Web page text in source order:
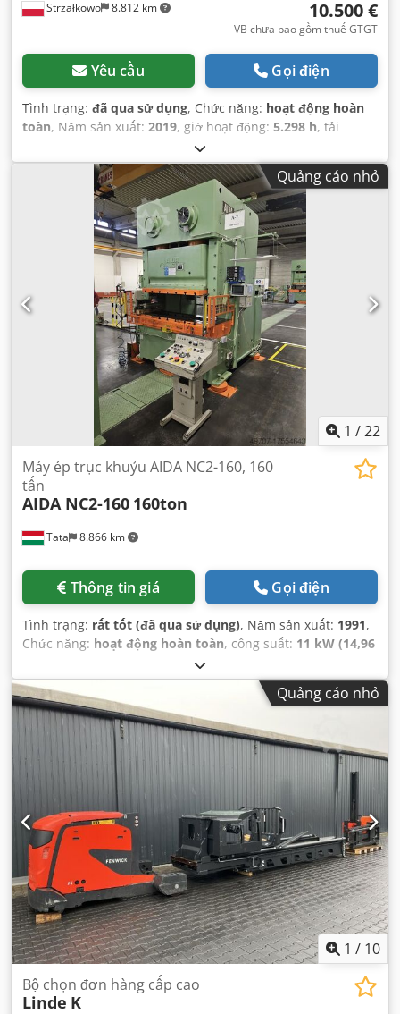
Strzałkowo 8.812 km 10.500 €
VB chưa bao gồm thuế GTGT
Yêu cầu Gọi điện
Tình trạng: đã qua sử dụng, Chức năng: hoạt động hoàn
toàn, Năm sản xuất: 2019, giờ hoạt động: 5.298 h, tải
, chiều cao nâng:
điện, loại cột:Simplex, loại truyền động:Elektro,
Quảng cáo nhỏ
1 /22
Tata 8.866 km
Máy ép trục khuỷu AIDA NC2-160, 160
tấn
AIDA NC2-160 160ton
Thông tin giá Gọi điện
Tình trạng: rất tốt (đã qua sử dụng), Năm sản xuất: 1991,
Chức năng: hoạt động hoàn toàn, công suất: 11 kW (14,96
200 V
bàn:600 mm, trọng lượng tổng cộng:19.000 kg, lực đột:
160 t, loại điều chỉnh độ cao: , chiều cao lắp đặt:1.900
mm , điều chỉnh xilanh thủy lực:100 mm
130 mm , Thiết bị:
rào chắn ánh sáng an toàn, tài
liệu / sổ tay hướng dẫn
Quảng cáo nhỏ
1 / 10
Bộ chọn đơn hàng cấp cao
Linde K